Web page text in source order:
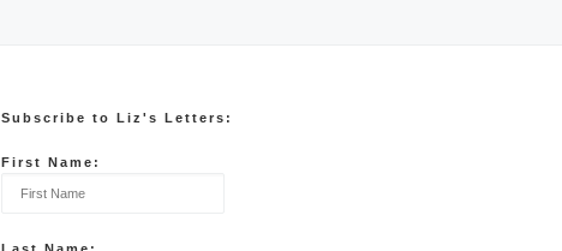
Subscribe to Liz's Letters:
First Name: